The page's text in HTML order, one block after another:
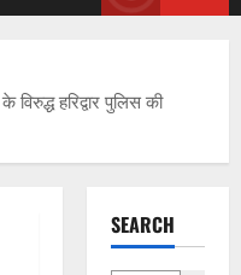
हरिद्वार पुलिस की
SEARCH